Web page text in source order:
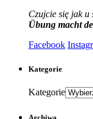
Czujcie się jak u
Übung macht
Facebook
Kategorie
Kategorie